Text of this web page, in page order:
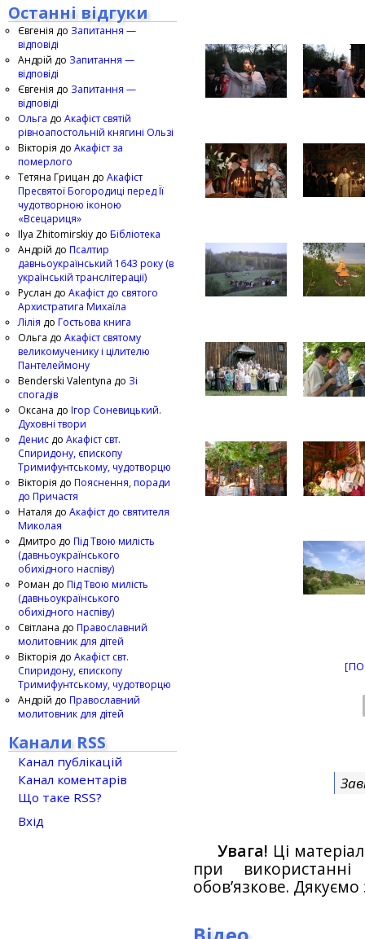
Увага! Ці
при
обов’язкове.
Останні відгуки
Євгенія до Запитання —
відповіді
Андрій до Запитання —
відповіді
Євгенія до Запитання —
відповіді
Ольга до Акафіст святій
рівноапостольній княгині Ользі
Вікторія до Акафіст за
померлого
Тетяна Грицан до Акафіст
Пресвятої Богородиці перед Її
чудотворною іконою
«Всецариця»
Ilya Zhitomirskiy до Бібліотека
Андрій до Псалтир
давньоукраїнський 1643 року (в
українській транслітерації)
Руслан до Акафіст до святого
Архистратига Михаїла
Лілія до Гостьова книга
Ольга до Акафіст святому
великомученику і цілителю
Пантелеймону
Benderski Valentyna до Зі
спогадів
Оксана до Ігор Соневицький.
Духовні твори
Денис до Акафіст свт.
Спиридону, єпископу
Тримифунтському, чудотворцю
Вікторія до Пояснення, поради
до Причастя
Наталя до Акафіст до святителя
Миколая
Дмитро до Під Твою милість
(давньоукраїнського
обихідного наспіву)
Роман до Під Твою милість
(давньоукраїнського
обихідного наспіву)
Світлана до Православний
молитовник для дітей
Вікторія до Акафіст свт.
Спиридону, єпископу
Тримифунтському, чудотворцю
Андрій до Православний
молитовник для дітей
Канали RSS
Канал публікацій
Канал коментарів
Що таке RSS?
Вхід